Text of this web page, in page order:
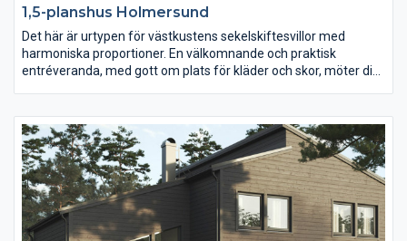
1,5-planshus Holmersund
Det här är urtypen för västkustens sekelskiftesvillor med
harmoniska proportioner. En välkomnande och praktisk
entréveranda, med gott om plats för kläder och skor, möter dig i
tre stora sovrum, ett rymligt badrum och ett luftigt allrum med
utgång till den härliga balkongen. Mellan våningarna finns en
god kommunikation tack vare trappans placering.